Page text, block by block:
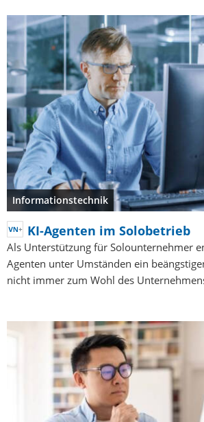
Informationstechnik
KI-Agenten im Solobetrieb
Als Unterstützung für Solounternehmer
Agenten unter Umständen ein
nicht immer zum Wohl des